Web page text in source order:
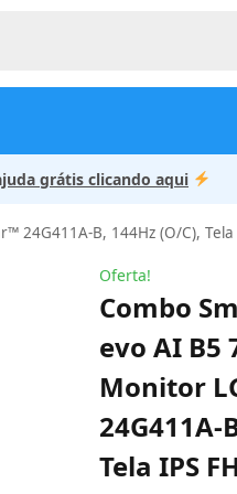
grátis clicando aqui
B, 144Hz (O/C), Tela
Oferta!
Combo
evo AI B5
Monitor
24G411A-
Tela IPS